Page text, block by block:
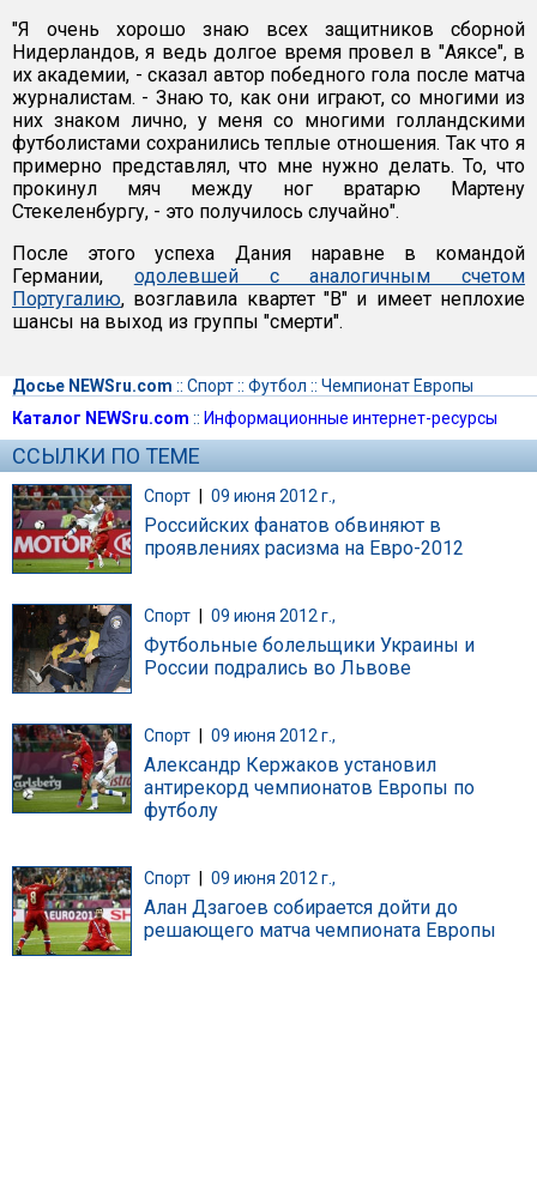
"Я очень хорошо знаю всех защитников сборной
Нидерландов, я ведь долгое время провел в "Аяксе", в
их академии, - сказал автор победного гола после матча
журналистам. - Знаю то, как они играют, со многими из
них знаком лично, у меня со многими голландскими
футболистами сохранились теплые отношения. Так что я
примерно представлял, что мне нужно делать. То, что
прокинул мяч между ног вратарю Мартену
Стекеленбургу, - это получилось случайно".
После этого успеха Дания наравне в командой
Германии, одолевшей с аналогичным счетом
Португалию, возглавила квартет "В" и имеет неплохие
шансы на выход из группы "смерти".
Досье NEWSru.com :: Спорт:: Футбол :: Чемпионат Европы
Каталог NEWSru.com :: Информационные интернет-ресурсы
ССЫЛКИ ПО ТЕМЕ
Спорт | 09 июня 2012 г.,
Российских фанатов обвиняют в
проявлениях расизма на Евро-2012
Спорт 09 июня 2012 г.,
Футбольные болельщики Украины и
России подрались во Львове
Спорт 09 июня 2012 г.,
Александр Кержаков установил
антирекорд чемпионатов Европы по
футболу
Спорт 09 июня 2012 г.,
Алан Дзагоев собирается дойти до
решающего матча чемпионата Европы